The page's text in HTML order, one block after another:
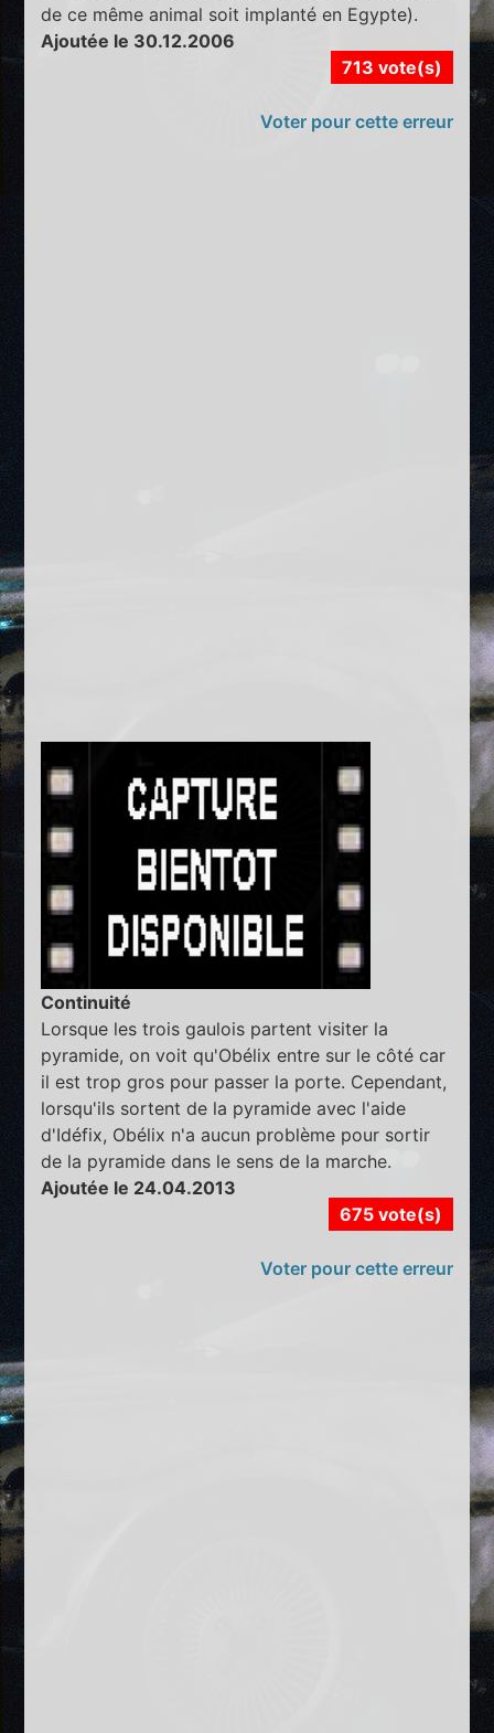
de ce même animal soit implanté en Egypte).
Ajoutée le 30.12.2006
713 vote(s)
Voter pour cette erreur
Continuité
Lorsque les trois gaulois partent visiter la
pyramide, on voit qu'Obélix entre sur le côté car
il est trop gros pour passer la porte. Cependant,
lorsqu'ils sortent de la pyramide avec l'aide
d'Idéfix, Obélix n'a aucun problème pour sortir
de la pyramide dans le sens de la marche.
Ajoutée le 24.04.2013
675 vote(s)
Voter pour cette erreur